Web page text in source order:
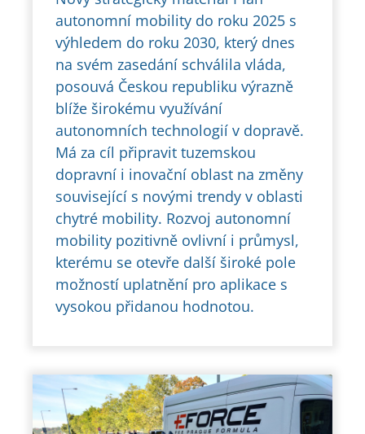
autonomní mobility do roku 2025 s
výhledem do roku 2030, který dnes
na svém zasedání schválila vláda,
posouvá Českou republiku výrazně
blíže širokému využívání
autonomních technologií v dopravě.
Má za cíl připravit tuzemskou
dopravní i inovační oblast na změny
související s novými trendy v oblasti
chytré mobility. Rozvoj autonomní
mobility pozitivně ovlivní i průmysl,
kterému se otevře další široké pole
možností uplatnění pro aplikace s
vysokou přidanou hodnotou.